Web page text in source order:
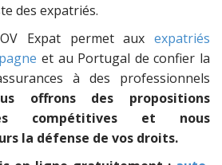
des expatriés.
Expat permet aux expatriés
et au Portugal de confier la
à des professionnels
offrons des propositions
compétitives et nous
la défense de vos droits.